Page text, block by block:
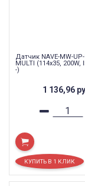
Датчик NAVE-MW-
MULTI (114x35, 200W,
-)
1 136,96